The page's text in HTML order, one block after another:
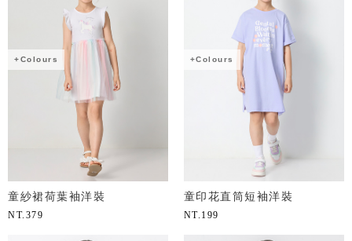
+Colours
童紗裙荷葉袖洋裝
NT. 379
+Colours
童印花直筒短袖洋裝
NT. 199